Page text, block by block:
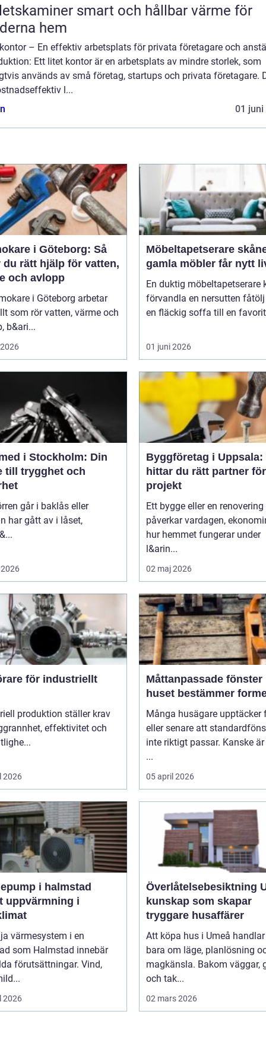
smart och hållbar värme för
hem
– En effektiv arbetsplats för privata företagare och
Ett litet kontor är en arbetsplats av mindre storlek, som
används av små företag, startups och privata företagare.
l...
01 juni
i Göteborg: Så
du rätt hjälp för vatten,
och avlopp
i Göteborg arbetar
som rör vatten, värme och
b&ari...
Möbeltapetserare skåne
gamla möbler får nytt
En duktig möbeltapetserare
förvandla en nersutten fåtölj
en fläckig soffa till en
01 juni 2026
i Stockholm: Din
till trygghet och
går i baklås eller
har gått av i låset,
Byggföretag i Uppsala:
hittar du rätt partner
projekt
Ett bygge eller en renovering
påverkar vardagen,
hur hemmet fungerar under
l&arin...
02 maj 2026
för industriellt
produktion ställer krav
effektivitet och
2026
Måttanpassade fönster när
huset bestämmer
Många husägare upptäcker
eller senare att
inte riktigt passar. Kanske
...
05 april 2026
i halmstad
uppvärmning i
värmesystem i en
som Halmstad innebär
förutsättningar. Vind,
2026
Överlåtelsebesiktning
kunskap som skapar
tryggare husaffärer
Att köpa hus i Umeå
bara om läge, planlösning
magkänsla. Bakom väggar,
och tak...
02 mars 2026